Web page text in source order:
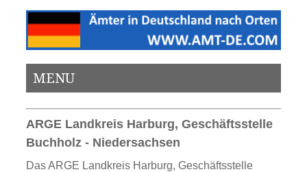
MENU
ARGE Landkreis Harburg, Geschäftsstelle
Buchholz - Niedersachsen
Das ARGE Landkreis Harburg, Geschäftsstelle